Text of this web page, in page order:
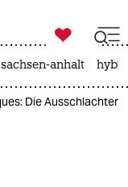

taz zahl ich
anhalt
Die Ausschlachter